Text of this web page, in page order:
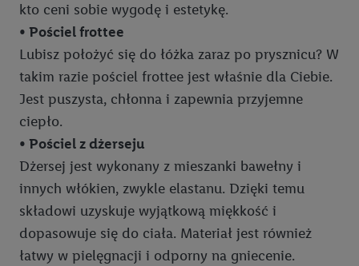
kto ceni sobie wygodę i estetykę.
• Pościel frottee
Lubisz położyć się do łóżka zaraz po prysznicu? W
takim razie pościel frottee jest właśnie dla Ciebie.
Jest puszysta, chłonna i zapewnia przyjemne
ciepło.
• Pościel z dżerseju
Dżersej jest wykonany z mieszanki bawełny i
innych włókien, zwykle elastanu. Dzięki temu
składowi uzyskuje wyjątkową miękkość i
dopasowuje się do ciała. Materiał jest również
łatwy w pielęgnacji i odporny na gniecenie.